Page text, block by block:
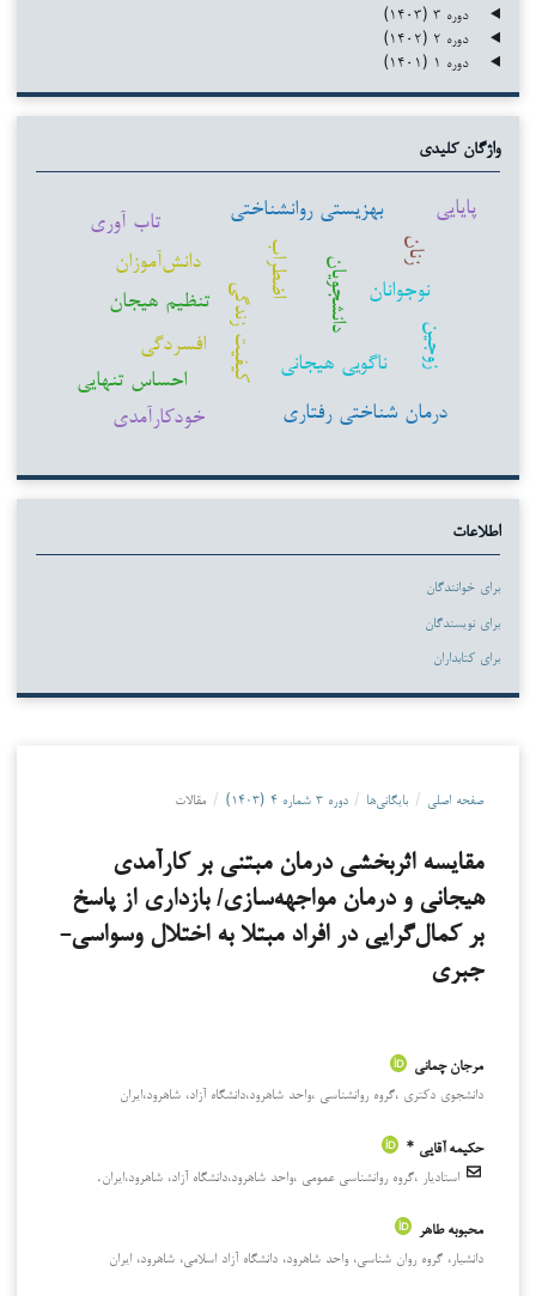
دوره ۳ (۱۴۰۳)
دوره ۲ (۱۴۰۲)
دوره ۱ (۱۴۰۱)
واژگان کلیدی
اضطراب دانشجویان کیفیت زندگی نوجوانان
افسردگی
بهزیستی روانشناختی
دانش‌آموزان
زنان
تنظیم هیجان
درمان شناختی رفتاری
ناگویی هیجانی
احساس تنهایی
زوجین
تاب آوری
خودکارآمدی
پایایی
اطلاعات
برای خوانندگان
برای نویسندگان
برای کتابداران
صفحه اصلی / بایگانی‌ها / دوره ۳ شماره ۴ (۱۴۰۳) / مقالات
مقایسه اثربخشی درمان مبتنی بر کارآمدی
هیجانی و درمان مواجهه‌سازی/ بازداری از پاسخ
بر کمال‌گرایی در افراد مبتلا به اختلال وسواسی-
جبری
مرجان چمانی
دانشجوی دکتری ،گروه روانشناسی ،واحد شاهرود،دانشگاه آزاد، شاهرود،ایران
حکیمه آقایی *
استادیار ،گروه روانشناسی عمومی ،واحد شاهرود،دانشگاه آزاد، شاهرود،ایران.
محبوبه طاهر
دانشیار، گروه روان شناسی، واحد شاهرود، دانشگاه آزاد اسلامی، شاهرود، ایران